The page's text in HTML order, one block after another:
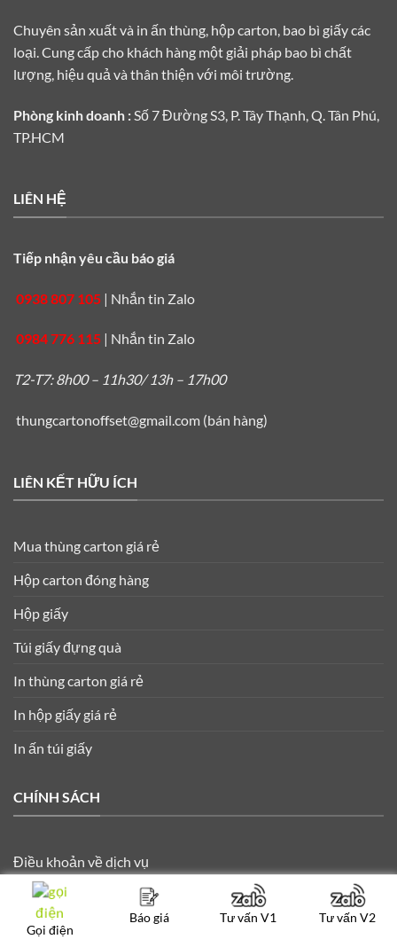
Chuyên sản xuất và in ấn thùng, hộp carton, bao bì giấy các
loại. Cung cấp cho khách hàng một giải pháp bao bì chất
lượng, hiệu quả và thân thiện với môi trường.
Phòng kinh doanh : Số 7 Đường S3, P. Tây Thạnh, Q. Tân Phú,
TP.HCM
LIÊN HỆ
Tiếp nhận yêu cầu báo giá
0938 807 105 | Nhắn tin Zalo
0984 776 115 | Nhắn tin Zalo
T2-T7: 8h00 – 11h30/ 13h – 17h00
thungcartonoffset@gmail.com (bán hàng)
LIÊN KẾT HỮU ÍCH
Mua thùng carton giá rẻ
Hộp carton đóng hàng
Hộp giấy
Túi giấy đựng quà
In thùng carton giá rẻ
In hộp giấy giá rẻ
In ấn túi giấy
CHÍNH SÁCH
Điều khoản về dịch vụ
Chính sách thanh toán và giao hàng
Chính sách đổi trả
Gọi điện
Báo giá Tư vấn V1 Tư vấn V2